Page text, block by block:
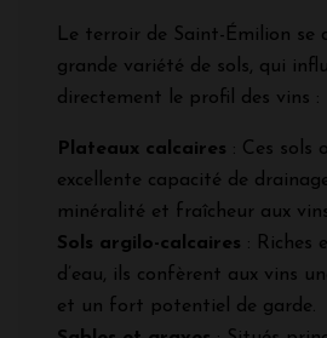
Le terroir de Saint-Émilion se
grande variété de sols, qui
directement le profil des vins :
Plateaux calcaires : Ces sols
excellente capacité de
minéralité et fraîcheur aux
Sols argilo-calcaires : Riches
d’eau, ils confèrent aux vins
et un fort potentiel de garde.